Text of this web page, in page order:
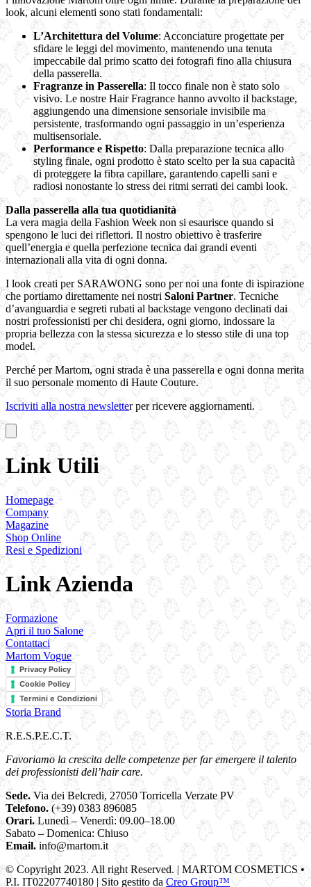
look, alcuni elementi sono stati fondamentali:
L’Architettura del Volume: Acconciature progettate per
sfidare le leggi del movimento, mantenendo una tenuta
impeccabile dal primo scatto dei fotografi fino alla chiusura
della passerella.
Fragranze in Passerella: Il tocco finale non è stato solo
visivo. Le nostre Hair Fragrance hanno avvolto il backstage,
aggiungendo una dimensione sensoriale invisibile ma
persistente, trasformando ogni passaggio in un’esperienza
multisensoriale.
Performance e Rispetto: Dalla preparazione tecnica allo
styling finale, ogni prodotto è stato scelto per la sua capacità
di proteggere la fibra capillare, garantendo capelli sani e
radiosi nonostante lo stress dei ritmi serrati dei cambi look.
Dalla passerella alla tua quotidianità
La vera magia della Fashion Week non si esaurisce quando si
spengono le luci dei riflettori. Il nostro obiettivo è trasferire
quell’energia e quella perfezione tecnica dai grandi eventi
internazionali alla vita di ogni donna.
I look creati per SARAWONG sono per noi una fonte di ispirazione
che portiamo direttamente nei nostri Saloni Partner. Tecniche
d’avanguardia e segreti rubati al backstage vengono declinati dai
nostri professionisti per chi desidera, ogni giorno, indossare la
propria bellezza con la stessa sicurezza e lo stesso stile di una top
model.
Perché per Martom, ogni strada è una passerella e ogni donna merita
il suo personale momento di Haute Couture.
Iscriviti alla nostra newsletter per ricevere aggiornamenti.
Link Utili
Homepage
Company
Magazine
Shop Online
Resi e Spedizioni
Link Azienda
Formazione
Apri il tuo Salone
Contattaci
Martom Vogue
Privacy Policy
Cookie Policy
Termini e Condizioni
Storia Brand
R.E.S.P.E.C.T.
Favoriamo la crescita delle competenze per far emergere il talento
dei professionisti dell’hair care.
Sede. Via dei Belcredi, 27050 Torricella Verzate PV
Telefono. (+39) 0383 896085
Orari.Lunedì – Venerdì: 09.00–18.00
Sabato – Domenica: Chiuso
Email. info@martom.it
© Copyright 2023. All right Reserved. | MARTOM COSMETICS •
P.I. IT02207740180 | Sito gestito daCreo Group™